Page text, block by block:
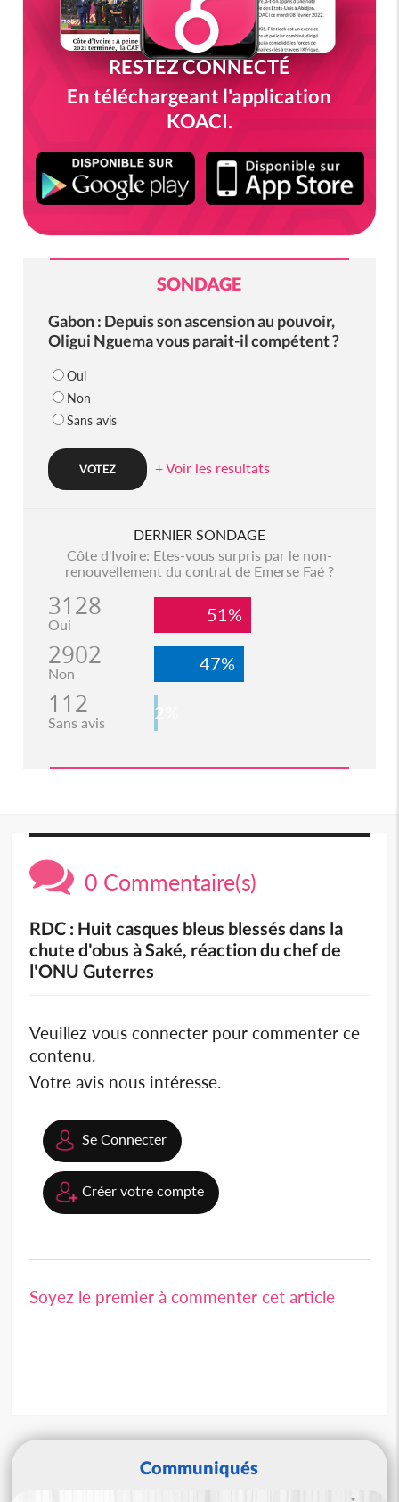
RESTEZ CONNECTÉ
En téléchargeant l'application
KOACI.
SONDAGE
Gabon : Depuis son ascension au pouvoir,
Oligui Nguema vous parait-il compétent ?
Oui
Non
Sans avis
+ Voir les resultats
DERNIER SONDAGE
Côte d'Ivoire: Etes-vous surpris par le non-
renouvellement du contrat de Emerse Faé ?
3128
Oui 51%
2902
Non 47%
112
Sans avis 2%
0 Commentaire(s)
RDC : Huit casques bleus blessés dans la
chute d'obus à Saké, réaction du chef de
l'ONU Guterres
Veuillez vous connecter pour commenter ce
contenu.
Votre avis nous intéresse.
Se Connecter
Créer votre compte
Soyez le premier à commenter cet article
Communiqués